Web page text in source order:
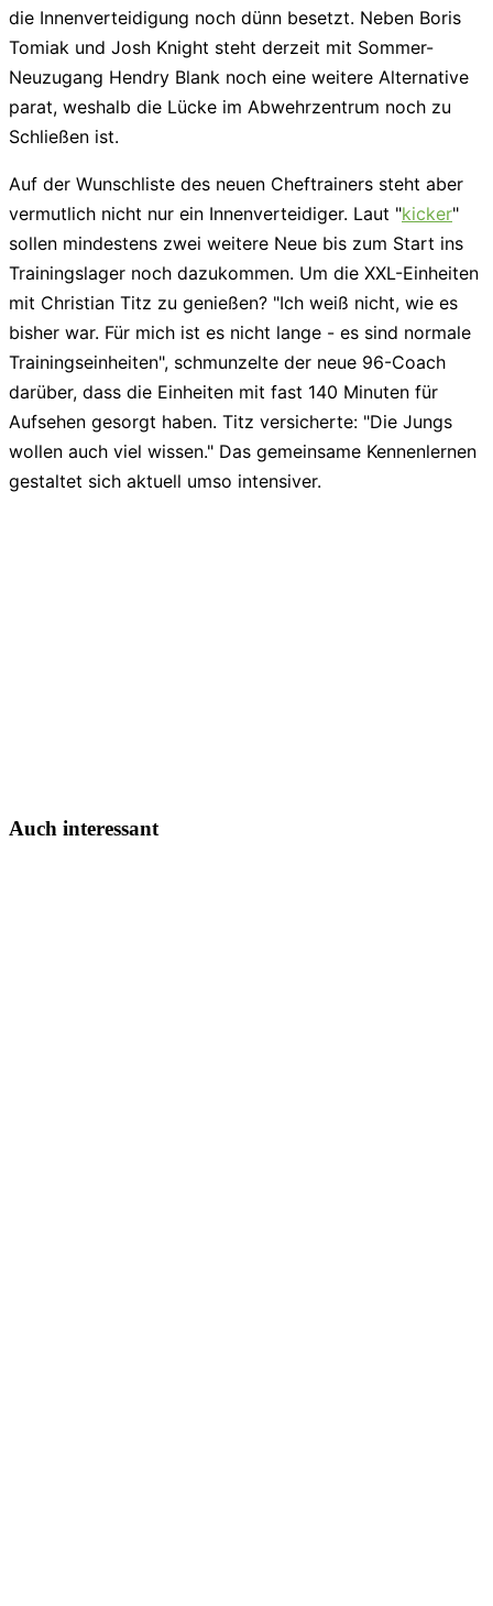
die Innenverteidigung noch dünn besetzt. Neben Boris
Tomiak und Josh Knight steht derzeit mit Sommer-
Neuzugang Hendry Blank noch eine weitere Alternative
parat, weshalb die Lücke im Abwehrzentrum noch zu
Schließen ist.
Auf der Wunschliste des neuen Cheftrainers steht aber
vermutlich nicht nur ein Innenverteidiger. Laut "kicker"
sollen mindestens zwei weitere Neue bis zum Start ins
Trainingslager noch dazukommen. Um die XXL-Einheiten
mit Christian Titz zu genießen? "Ich weiß nicht, wie es
bisher war. Für mich ist es nicht lange - es sind normale
Trainingseinheiten", schmunzelte der neue 96-Coach
darüber, dass die Einheiten mit fast 140 Minuten für
Aufsehen gesorgt haben. Titz versicherte: "Die Jungs
wollen auch viel wissen." Das gemeinsame Kennenlernen
gestaltet sich aktuell umso intensiver.
Auch interessant